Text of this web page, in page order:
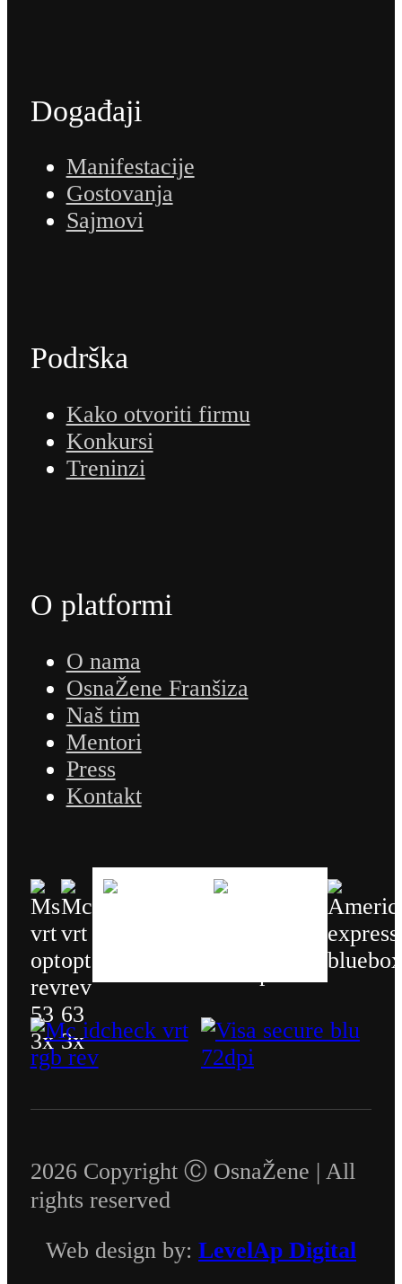
Događaji
Manifestacije
Gostovanja
Sajmovi
Podrška
Kako otvoriti firmu
Konkursi
Treninzi
O platformi
O nama
OsnaŽene Franšiza
Naš tim
Mentori
Press
Kontakt
2026 Copyright Ⓒ OsnaŽene | All
rights reserved
Web design by: LevelAp Digital